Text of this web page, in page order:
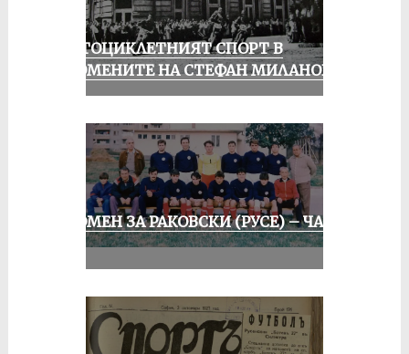
МОТОЦИКЛЕТНИЯТ СПОРТ В
СПОМЕНИТЕ НА СТЕФАН МИЛАНОВ
СПОМЕН ЗА РАКОВСКИ (РУСЕ) – ЧАСТ